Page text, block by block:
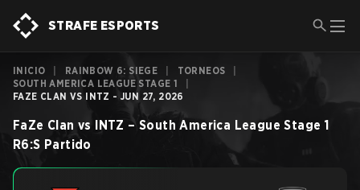
STRAFE ESPORTS
INICIO RAINBOW 6: SIEGE TORNEOS
SOUTH AMERICA LEAGUE STAGE 1
FAZE CLAN VS INTZ - JUN 27, 2026
FaZe Clan vs INTZ –South America League Stage 1
R6:S Partido